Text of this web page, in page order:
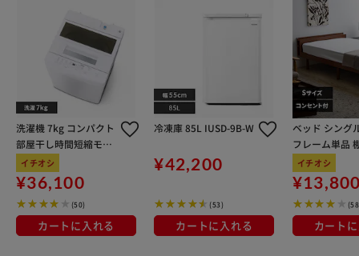
洗濯機 7kg コンパクト
部屋干し時間短縮モー
ド 一人暮らし 二人暮ら
し ITW-70A01-W【代
引き不可】
イチオシ
¥36,100
(50)
カートに入れる
冷凍庫 85L IUSD-9B-W
¥42,200
(53)
カートに入れる
ベッド シング
フレーム単品
口コンセント
3段階調整可能
ン
イチオシ
カート